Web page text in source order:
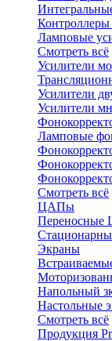
Контроллеры
Ламповые
Смотреть всё
Усилители
Усилители
Усилители
Ламповые
Смотреть всё
ЦАПы
Экраны
Напольный
Настольные
Смотреть всё
Продукция